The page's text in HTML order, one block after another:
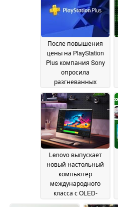
После повышения
цены на PlayStation
Plus компания Sony
опросила
разгневанных
ценности25 May 2026
Lenovo выпускает
новый настольный
компьютер
международного
класса с OLED-